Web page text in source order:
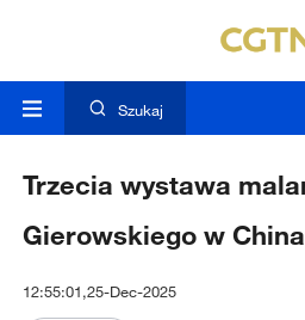
Szukaj
Trzecia wystawa
Gierowskiego w
12:55:01,25-Dec-2025